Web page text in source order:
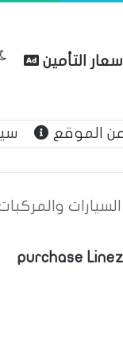
التأمين
الموقع
السيارات
purchase